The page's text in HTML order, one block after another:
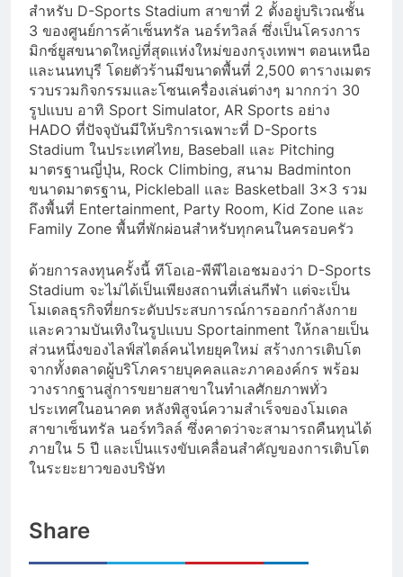
สำหรับ D-Sports Stadium สาขาที่ 2 ตั้งอยู่บริเวณชั้น
3 ของศูนย์การค้าเซ็นทรัล นอร์ทวิลล์ ซึ่งเป็นโครงการ
มิกซ์ยูสขนาดใหญ่ที่สุดแห่งใหม่ของกรุงเทพฯ ตอนเหนือ
และนนทบุรี โดยตัวร้านมีขนาดพื้นที่ 2,500 ตารางเมตร
รวบรวมกิจกรรมและโซนเครื่องเล่นต่างๆ มากกว่า 30
รูปแบบ อาทิ Sport Simulator, AR Sports อย่าง
HADO ที่ปัจจุบันมีให้บริการเฉพาะที่ D-Sports
Stadium ในประเทศไทย, Baseball และ Pitching
มาตรฐานญี่ปุ่น, Rock Climbing, สนาม Badminton
ขนาดมาตรฐาน, Pickleball และ Basketball 3×3 รวม
ถึงพื้นที่ Entertainment, Party Room, Kid Zone และ
Family Zone พื้นที่พักผ่อนสำหรับทุกคนในครอบครัว
ด้วยการลงทุนครั้งนี้ ทีโอเอ-พีพีไอเอชมองว่า D-Sports
Stadium จะไม่ได้เป็นเพียงสถานที่เล่นกีฬา แต่จะเป็น
โมเดลธุรกิจที่ยกระดับประสบการณ์การออกกำลังกาย
และความบันเทิงในรูปแบบ Sportainment ให้กลายเป็น
ส่วนหนึ่งของไลฟ์สไตล์คนไทยยุคใหม่ สร้างการเติบโต
จากทั้งตลาดผู้บริโภครายบุคคลและภาคองค์กร พร้อม
วางรากฐานสู่การขยายสาขาในทำเลศักยภาพทั่ว
ประเทศในอนาคต หลังพิสูจน์ความสำเร็จของโมเดล
สาขาเซ็นทรัล นอร์ทวิลล์ ซึ่งคาดว่าจะสามารถคืนทุนได้
ภายใน 5 ปี และเป็นแรงขับเคลื่อนสำคัญของการเติบโต
ในระยะยาวของบริษัท
Share